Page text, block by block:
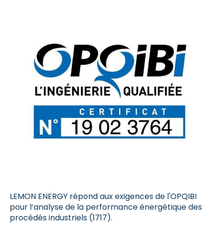
LEMON ENERGY répond aux exigences de l'OPQIBI
pour l’analyse de la performance énergétique des
procédés industriels (1717).